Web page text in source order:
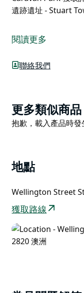
遺跡遺址 - Stuart
金。您可以漫步穿過
新南威爾斯中部金礦
地圖“黃金遺跡遺址
閱讀更多
聯絡我們
Product
List
更多類似商品
Product
抱歉，載入產品時發
地點
Wellington Street
獲取路線